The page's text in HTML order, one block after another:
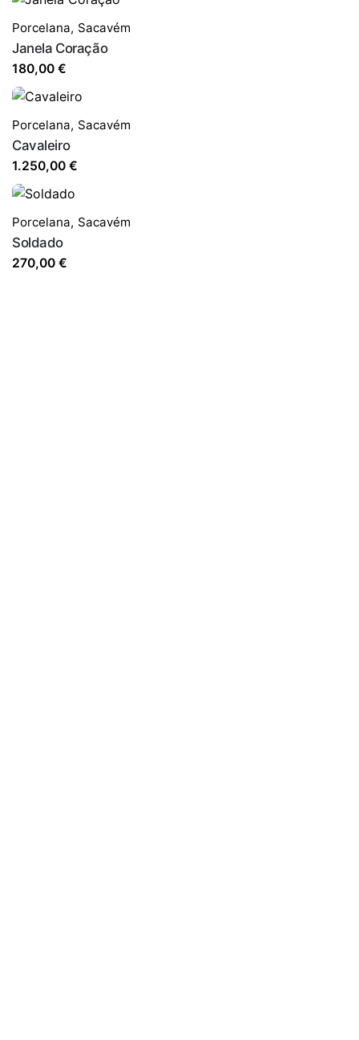
Porcelana, Sacavém
Janela Coração
180,00 €
Porcelana, Sacavém
Cavaleiro
1.250,00 €
Porcelana, Sacavém
Soldado
270,00 €